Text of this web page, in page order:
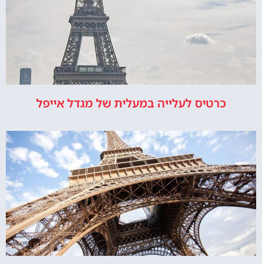
כרטיס לעלייה במעלית של מגדל אייפל